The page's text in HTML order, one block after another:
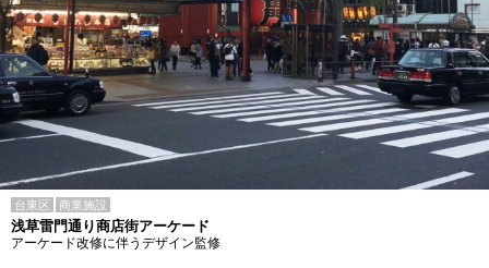
台東区 商業施設
浅草雷門通り商店街アーケード
アーケード改修に伴うデザイン監修